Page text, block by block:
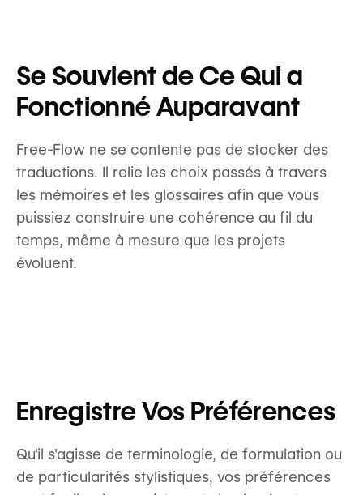
Se Souvient de Ce Qui a
Fonctionné Auparavant
Free-Flow ne se contente pas de stocker des
traductions. Il relie les choix passés à travers
les mémoires et les glossaires afin que vous
puissiez construire une cohérence au fil du
temps, même à mesure que les projets
évoluent.
Enregistre Vos Préférences
Qu'il s'agisse de terminologie, de formulation ou
de particularités stylistiques, vos préférences